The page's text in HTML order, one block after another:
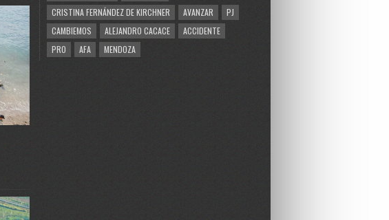
CRISTINA FERNÁNDEZ DE KIRCHNER
AVANZAR
PJ
CAMBIEMOS
ALEJANDRO CACACE
ACCIDENTE
PRO
AFA MENDOZA